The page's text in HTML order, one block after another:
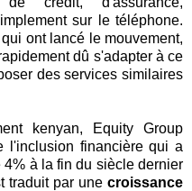
sur le téléphone.
ont lancé le mouvement,
dû s'adapter à ce
des services similaires
kenyan, Equity Group
l'inclusion financière qui a
à la fin du siècle dernier
traduit par une croissance